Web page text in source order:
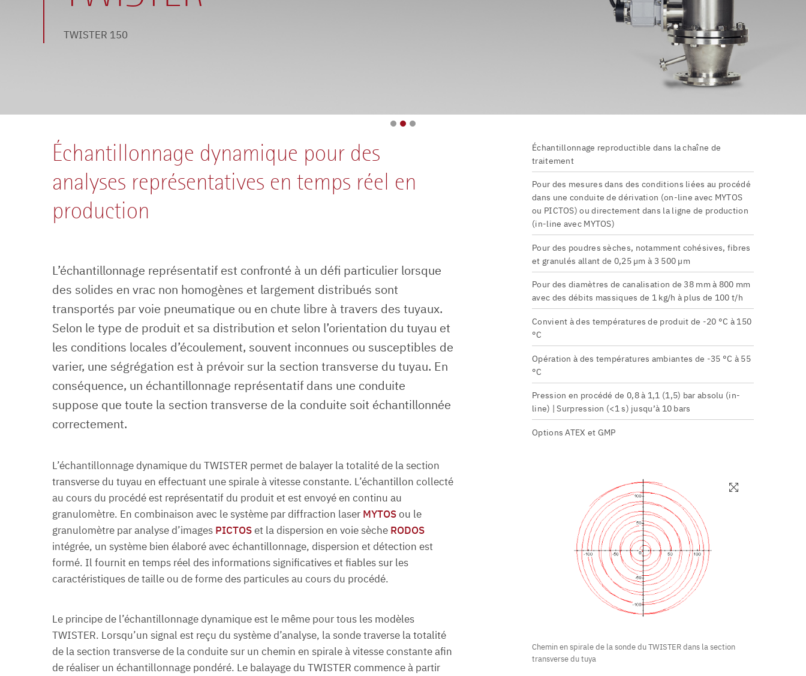
TWISTER 50
TWISTER 150
TWISTER 200
Échantillonnage dynamique pour des
analyses représentatives en temps réel en
production
L’échantillonnage représentatif est confronté à un défi particulier lorsque
des solides en vrac non homogènes et largement distribués sont
transportés par voie pneumatique ou en chute libre à travers des tuyaux.
Selon le type de produit et sa distribution et selon l’orientation du tuyau et
les conditions locales d’écoulement, souvent inconnues ou susceptibles de
varier, une ségrégation est à prévoir sur la section transverse du tuyau. En
conséquence, un échantillonnage représentatif dans une conduite
suppose que toute la section transverse de la conduite soit échantillonnée
correctement.
L’échantillonnage dynamique du TWISTER permet de balayer la totalité de la section
transverse du tuyau en effectuant une spirale à vitesse constante. L’échantillon collecté
au cours du procédé est représentatif du produit et est envoyé en continu au
granulomètre. En combinaison avec le système par diffraction laser MYTOSou le
granulomètre par analyse d’images PICTOSet la dispersion en voie sèche RODOS
intégrée, un système bien élaboré avec échantillonnage, dispersion et détection est
formé. Il fournit en temps réel des informations significatives et fiables sur les
caractéristiques de taille ou de forme des particules au cours du procédé.
Le principe de l’échantillonnage dynamique est le même pour tous les modèles
TWISTER. Lorsqu’un signal est reçu du système d’analyse, la sonde traverse la totalité
de la section transverse de la conduite sur un chemin en spirale à vitesse constante afin
de réaliser un échantillonnage pondéré. Le balayage du TWISTER commence à partir
Échantillonnage reproductible dans la chaîne de
traitement
Pour des mesures dans des conditions liées au procédé
dans une conduite de dérivation (on-line avec MYTOS
ou PICTOS) ou directement dans la ligne de production
(in-line avec MYTOS)
Pour des poudres sèches, notamment cohésives, fibres
et granulés allant de 0,25 µm à 3 500 µm
Pour des diamètres de canalisation de 38 mm à 800 mm
avec des débits massiques de 1 kg/h à plus de 100 t/h
Convient à des températures de produit de -20 °C à 150
°C
Opération à des températures ambiantes de -35 °C à 55
°C
Pression en procédé de 0,8 à 1,1 (1,5) bar absolu (in-
line) | Surpression (<1 s) jusqu’à 10 bars
Options ATEX et GMP
Chemin en spirale de la sonde du TWISTER dans la section
transverse du tuya